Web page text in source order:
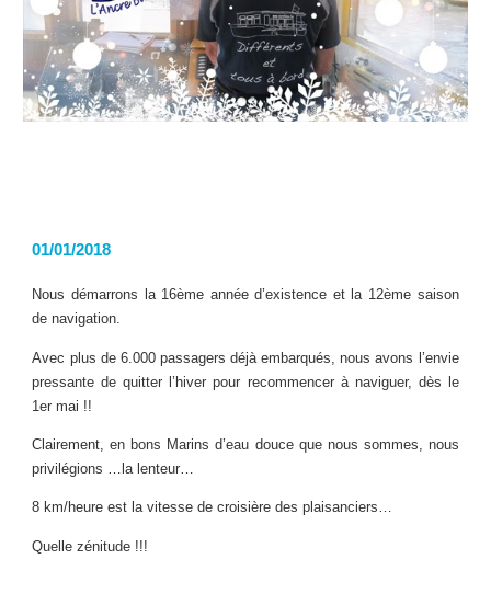
01/01/2018
Nous démarrons la 16ème année d’existence et la 12ème saison
de navigation.
Avec plus de 6.000 passagers déjà embarqués, nous avons l’envie
pressante de quitter l’hiver pour recommencer à naviguer, dès le
1er mai !!
Clairement, en bons Marins d’eau douce que nous sommes, nous
privilégions …la lenteur…
8 km/heure est la vitesse de croisière des plaisanciers…
Quelle zénitude !!!